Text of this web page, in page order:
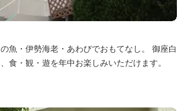
魚・伊勢海老・あわびでおもてなし。 御座白
食・観・遊を年中お楽しみいただけます。